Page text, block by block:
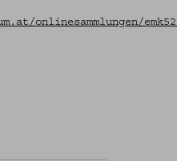
onlinesammlungen/